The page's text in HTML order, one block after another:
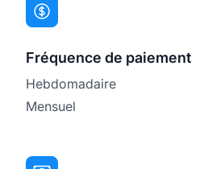
Fréquence de paiement
Hebdomadaire
Mensuel